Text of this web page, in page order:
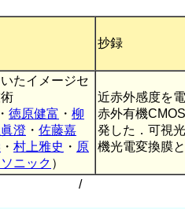
抄録
たイメージセ
・ 徳原健富 ・ 柳
澄 ・ 佐藤嘉
・ 村上雅史 ・ 原
ニック ）
近赤外感度を
赤外有機
発した．可視
機光電変換膜
/